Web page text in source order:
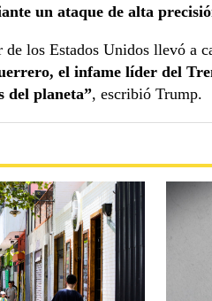
un ataque de alta
los Estados Unidos llevó a
el infame líder del
del planeta”, escribió Trump.